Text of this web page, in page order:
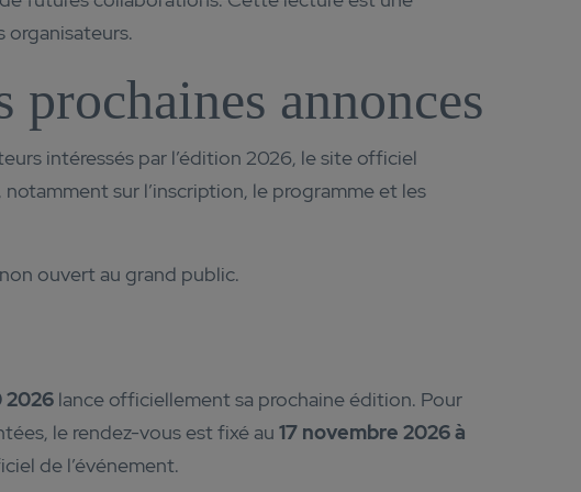
organisateurs.
annonces
intéressés par l’édition 2026, le site officiel
sur l’inscription, le programme et les
ouvert au grand public.
2026 lance officiellement sa prochaine édition. Pour
le rendez-vous est fixé au 17 novembre 2026 à
de l’événement.